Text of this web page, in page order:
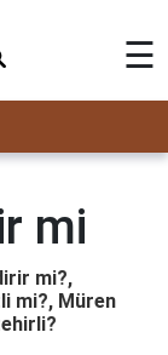
☰
mi
mi?,
mi?, Müren